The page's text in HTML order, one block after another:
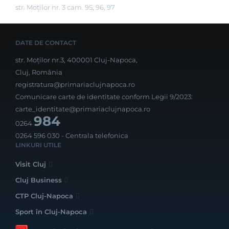
str. Moților nr. 3 cam. 95, 96, 97
DATE DE CONTACT
str. Moților nr.3, 400001 Cluj-Napoca,
Cluj, România
registratura@primariaclujnapoca.ro
Comunicare carte de identitate conform Legii 9/2023:
carte_identitate@primariaclujnapoca.ro
0264984
0264 596 030 - Centrala telefonica
LINKURI UTILE
Visit Cluj
Cluj Business
CTP Cluj-Napoca
Sport în Cluj-Napoca